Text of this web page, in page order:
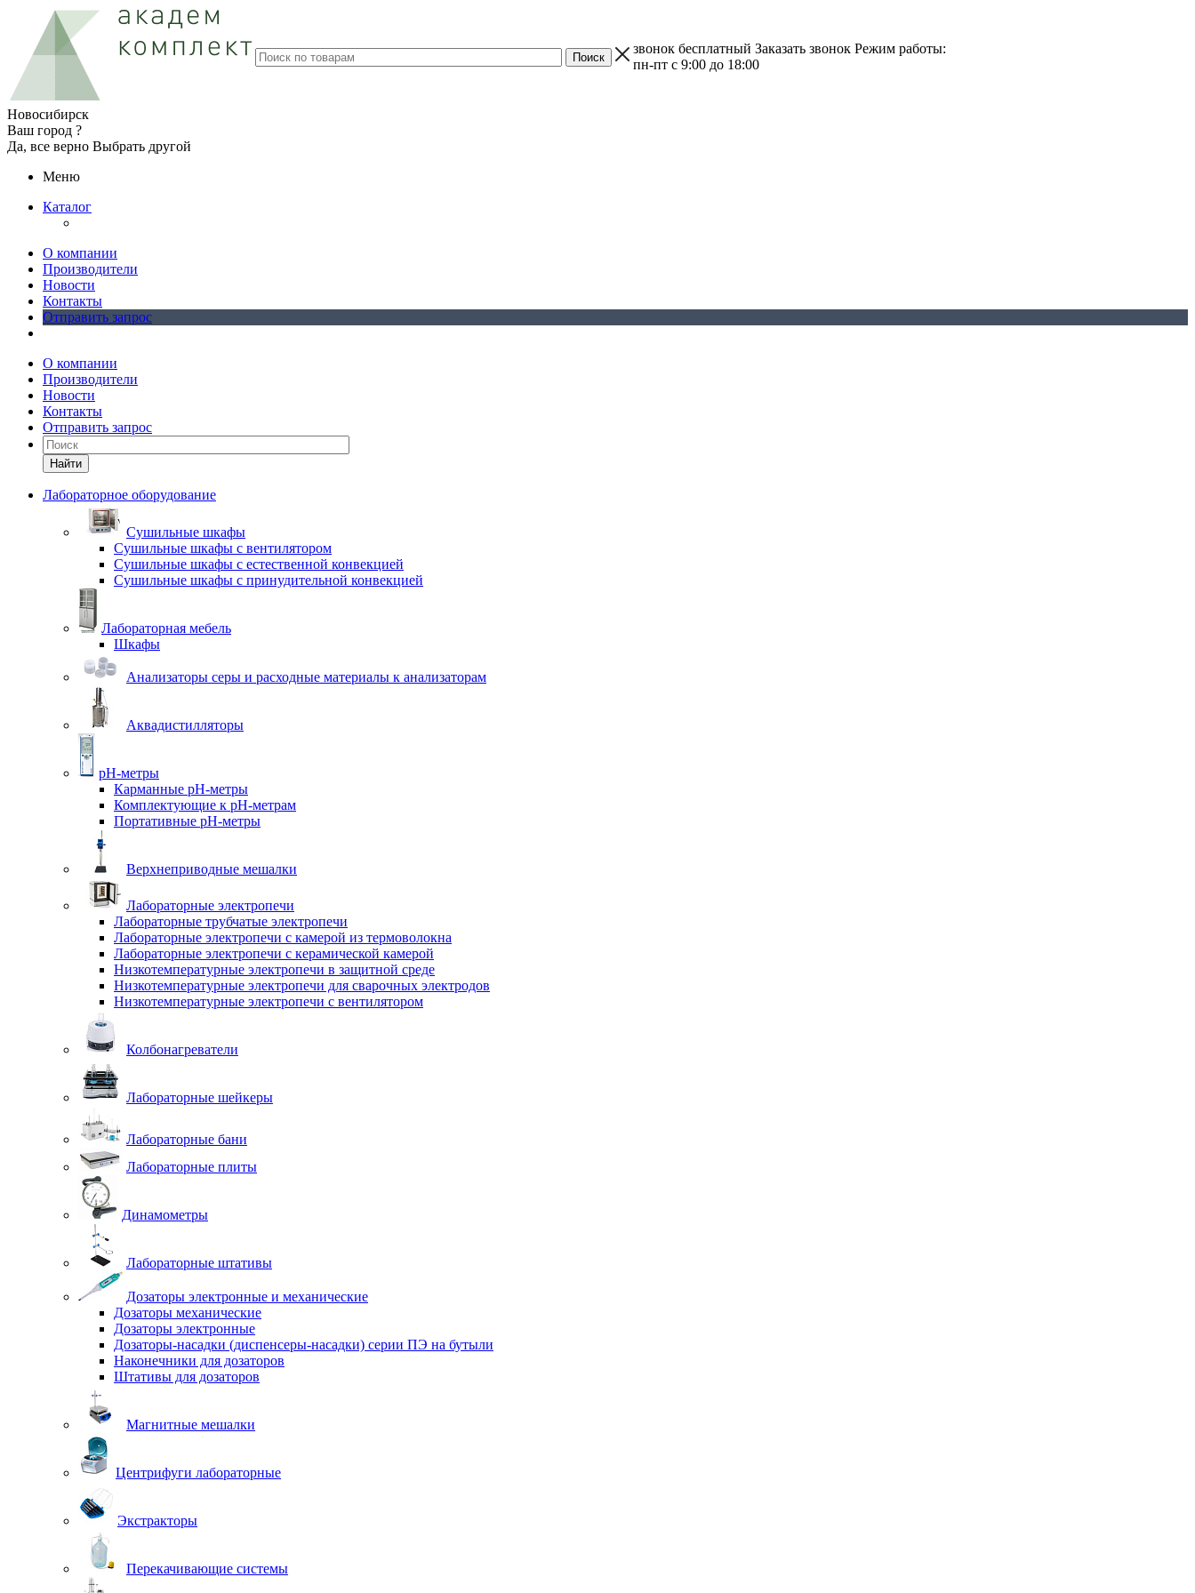
звонок бесплатный Заказать звонок Режим работы:
пн-пт с 9:00 до 18:00
Новосибирск
Ваш город ?
Да, все верно Выбрать другой
Меню
Каталог
О компании
Производители
Новости
Контакты
Отправить запрос
О компании
Производители
Новости
Контакты
Отправить запрос
Найти
Лабораторное оборудование
Cушильные шкафы
Сушильные шкафы с вентилятором
Сушильные шкафы с естественной конвекцией
Сушильные шкафы с принудительной конвекцией
Лабораторная мебель
Шкафы
Анализаторы серы и расходные материалы к анализаторам
Аквадистилляторы
pH-метры
Карманные pH-метры
Комплектующие к pH-метрам
Портативные pH-метры
Верхнеприводные мешалки
Лабораторные электропечи
Лабораторные трубчатые электропечи
Лабораторные электропечи с камерой из термоволокна
Лабораторные электропечи с керамической камерой
Низкотемпературные электропечи в защитной среде
Низкотемпературные электропечи для cварочных электродов
Низкотемпературные электропечи с вентилятором
Колбонагреватели
Лабораторные шейкеры
Лабораторные бани
Лабораторные плиты
Динамометры
Лабораторные штативы
Дозаторы электронные и механические
Дозаторы механические
Дозаторы электронные
Дозаторы-насадки (диспенсеры-насадки) серии ПЭ на бутыли
Наконечники для дозаторов
Штативы для дозаторов
Магнитные мешалки
Центрифуги лабораторные
Экстракторы
Перекачивающие системы